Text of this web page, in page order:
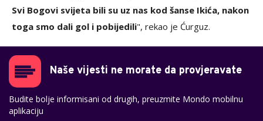
Svi Bogovi svijeta bili su uz nas kod šanse Ikića, nakon
toga smo dali gol i pobijedili", rekao je Ćurguz.
Naše vijesti ne morate da provjeravate
Budite bolje informisani od drugih, preuzmite Mondo mobilnu
aplikaciju